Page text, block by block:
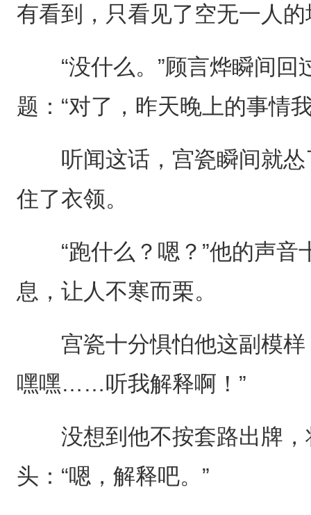
有看到，只看见了空无一人
“没什么。”顾言烨瞬间回
题：“对了，昨天晚上的事情
听闻这话，宫瓷瞬间就怂
住了衣领。
“跑什么？嗯？”他的声音
息，让人不寒而栗。
宫瓷十分惧怕他这副模样
嘿嘿……听我解释啊！”
没想到他不按套路出牌，
头：“嗯，解释吧。”